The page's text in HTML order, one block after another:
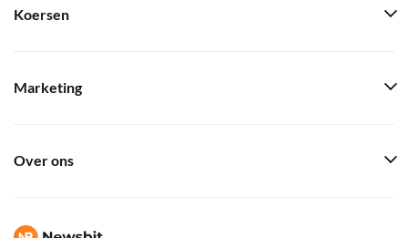
Koersen
Marketing
Over ons